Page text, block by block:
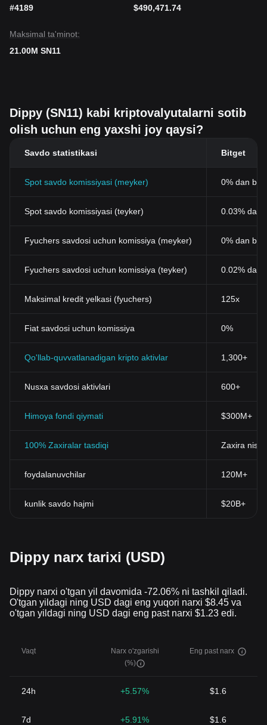
#4189 $490,471.74
Maksimal ta'minot:
21.00M SN11
Dippy (SN11) kabi kriptovalyutalarni sotib
olish uchun eng yaxshi joy qaysi?
Savdo statistikasi Bitget
Spot savdo komissiyasi (meyker) 0% dan
Spot savdo komissiyasi (teyker) 0.03% dan
Fyuchers savdosi uchun komissiya (meyker) 0% dan
Fyuchers savdosi uchun komissiya (teyker) 0.02% dan
Maksimal kredit yelkasi (fyuchers) 125x
Fiat savdosi uchun komissiya 0%
Qo'llab-quvvatlanadigan kripto aktivlar 1,300+
Nusxa savdosi aktivlari 600+
Himoya fondi qiymati $300M+
100% Zaxiralar tasdiqi Zaxira
foydalanuvchilar 120M+
kunlik savdo hajmi $20B+
Dippy narx tarixi (USD)
Dippy narxi o'tgan yil davomida -72.06% ni tashkil qiladi.
O'tgan yildagi ning USD dagi eng yuqori narxi $8.45 va
o'tgan yildagi ning USD dagi eng past narxi $1.23 edi.
Vaqt
Narx o'zgarishi
(%)
Eng past narx
24h +5.57% $1.6
7d +5.91% $1.6